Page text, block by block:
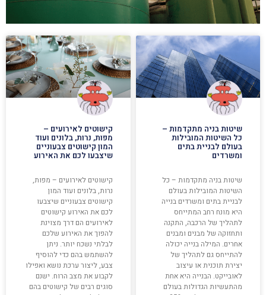
שיטות בניה מתקדמות –
כל השיטות המובילות
בעולם לבניית בתים
ומשרדים
שיטות בניה מתקדמות – כל
השיטות המובילות בעולם
לבניית בתים ומשרדים בנייה
היא מונח רחב המתייחס
לתהליך של הרכבה, התקנה
ותחזוקה של מבנים ומבנים
אחרים. המילה בנייה יכולה
להתייחס גם לתהליך של
יצירת תוכנית או עיצוב
לאובייקט. הבנייה היא אחת
מהתעשיות הגדולות בעולם
קישוטים לאירועים –
מפות, נרות, בלונים ועוד
המון קישוטים צבעוניים
שיצבעו לכם את האירוע
קישוטים לאירועים – מפות,
נרות, בלונים ועוד המון
קישוטים צבעוניים שיצבעו
לכם את האירוע קישוטים
לאירועים הם דרך מצוינת
להפוך את האירוע שלכם
לבלתי נשכח יותר. ניתן
להשתמש בהם כדי להוסיף
צבע, ליצור ערכת נושא ואפילו
לקבוע את מצב הרוח. ישנם
סוגים רבים של קישוטים בהם